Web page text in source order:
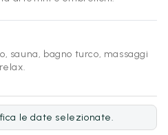
sauna, bagno turco, massaggi
le date selezionate.